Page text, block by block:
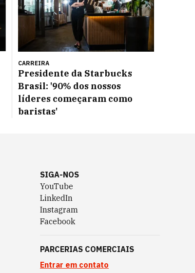
CARREIRA
Presidente da Starbucks
Brasil: '90% dos nossos
líderes começaram como
baristas'
SIGA-NOS
YouTube
LinkedIn
Instagram
Facebook
PARCERIAS COMERCIAIS
Entrar em contato